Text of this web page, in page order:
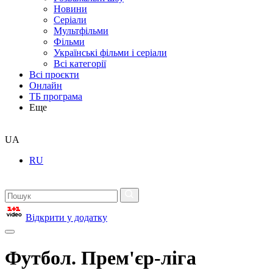
Новини
Серіали
Мультфільми
Фільми
Українські фільми і серіали
Всі категорії
Всі проєкти
Онлайн
ТБ програма
Еще
UA
RU
Відкрити у додатку
Футбол. Прем'єр-ліга